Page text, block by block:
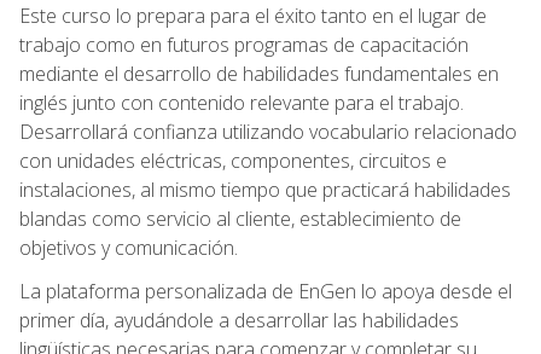
Este curso lo prepara para el éxito tanto en el lugar de
trabajo como en futuros programas de capacitación
mediante el desarrollo de habilidades fundamentales en
inglés junto con contenido relevante para el trabajo.
Desarrollará confianza utilizando vocabulario relacionado
con unidades eléctricas, componentes, circuitos e
instalaciones, al mismo tiempo que practicará habilidades
blandas como servicio al cliente, establecimiento de
objetivos y comunicación.
La plataforma personalizada de EnGen lo apoya desde el
primer día, ayudándole a desarrollar las habilidades